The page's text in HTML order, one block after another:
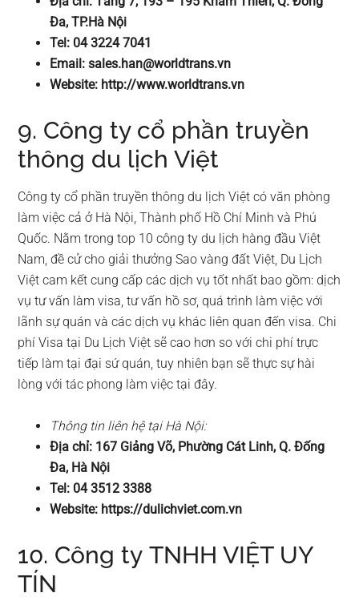
Đa, TP.Hà Nội
Tel: 04 3224 7041
Email:sales.han@worldtrans.vn
Website: http://www.worldtrans.vn
9. Công ty cổ phần truyền
thông du lịch Việt
Công ty cổ phần truyền thông du lịch Việt có văn phòng
làm việc cả ở Hà Nội, Thành phố Hồ Chí Minh và Phú
Quốc. Nằm trong top 10 công ty du lịch hàng đầu Việt
Nam, đề cử cho giải thưởng Sao vàng đất Việt, Du Lịch
Việt cam kết cung cấp các dịch vụ tốt nhất bao gồm: dịch
vụ tư vấn làm visa, tư vấn hồ sơ, quá trình làm việc với
lãnh sự quán và các dịch vụ khác liên quan đến visa. Chi
phí Visa tại Du Lịch Việt sẽ cao hơn so với chi phí trực
tiếp làm tại đại sứ quán, tuy nhiên bạn sẽ thực sự hài
lòng với tác phong làm việc tại đây.
Thông tin liên hệ tại Hà Nội:
Địa chỉ: 167 Giảng Võ, Phường Cát Linh, Q. Đống
Đa, Hà Nội
Tel: 04 3512 3388
Website: https://dulichviet.com.vn
10. Công ty TNHH VIỆT UY
TÍN